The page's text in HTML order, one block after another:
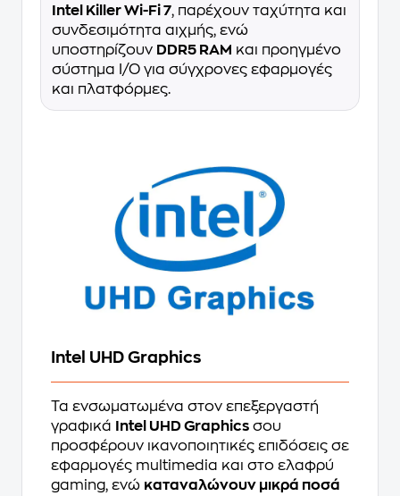
Intel Killer Wi-Fi 7, παρέχουν ταχύτητα και
συνδεσιμότητα αιχμής, ενώ
υποστηρίζουν DDR5 RAM και προηγμένο
σύστημα I/O για σύγχρονες εφαρμογές
και πλατφόρμες.
Intel UHD Graphics
Τα ενσωματωμένα στον επεξεργαστή
γραφικά
Intel UHD Graphics σου
προσφέρουν ικανοποιητικές επιδόσεις σε
εφαρμογές multimedia και στο ελαφρύ
gaming, ενώ καταναλώνουν μικρά ποσά